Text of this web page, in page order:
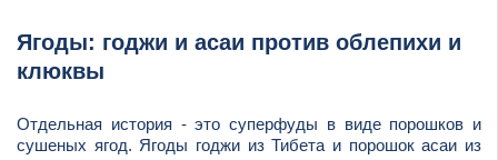
Ягоды: годжи и асаи против облепихи и
клюквы
Отдельная история - это суперфуды в виде порошков и
сушеных ягод. Ягоды годжи из Тибета и порошок асаи из